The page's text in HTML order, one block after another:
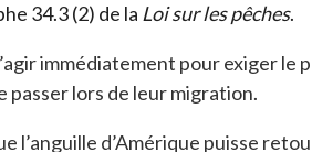
34.3 (2) de la Loi sur les pêches.
immédiatement pour exiger
passer lors de leur migration.
l’anguille d’Amérique puisse